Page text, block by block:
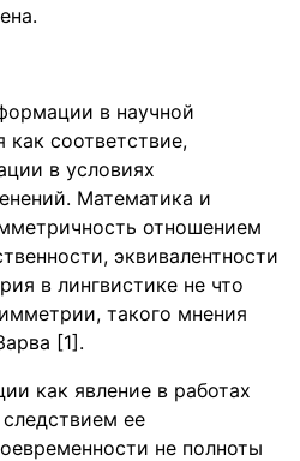
в научной
как соответствие,
в условиях
Математика и
отношением
эквивалентности
в лингвистике не что
такого мнения
[1].
как явление в работах
ее
не полноты